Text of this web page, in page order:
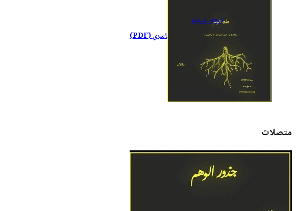
المقالةالسابقة
جذور الوهم - سعد الياسري (PDF)
متصلات